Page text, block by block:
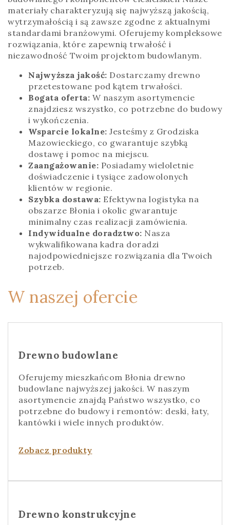
materiały charakteryzują się najwyższą jakością,
wytrzymałością i są zawsze zgodne z aktualnymi
standardami branżowymi. Oferujemy kompleksowe
rozwiązania, które zapewnią trwałość i
niezawodność Twoim projektom budowlanym.
Najwyższa jakość: Dostarczamy drewno
przetestowane pod kątem trwałości.
Bogata oferta: W naszym asortymencie
znajdziesz wszystko, co potrzebne do budowy
i wykończenia.
Wsparcie lokalne: Jesteśmy z Grodziska
Mazowieckiego, co gwarantuje szybką
dostawę i pomoc na miejscu.
Zaangażowanie: Posiadamy wieloletnie
doświadczenie i tysiące zadowolonych
klientów w regionie.
Szybka dostawa: Efektywna logistyka na
obszarze Błonia i okolic gwarantuje
minimalny czas realizacji zamówienia.
Indywidualne doradztwo: Nasza
wykwalifikowana kadra doradzi
najodpowiedniejsze rozwiązania dla Twoich
potrzeb.
W naszej ofercie
Drewno budowlane
Oferujemy mieszkańcom Błonia drewno
budowlane najwyższej jakości. W naszym
asortymencie znajdą Państwo wszystko, co
potrzebne do budowy i remontów: deski, łaty,
kantówki i wiele innych produktów.
Zobacz produkty
Drewno konstrukcyjne